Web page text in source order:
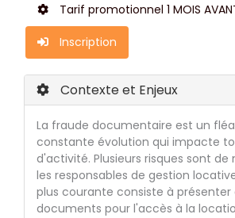
Tarif promotionnel 1 MOIS
Inscription
Contexte et Enjeux
La fraude documentaire est un
constante évolution qui impacte
d'activité. Plusieurs risques sont
les responsables de gestion
plus courante consiste à présenter
documents pour l'accès à la